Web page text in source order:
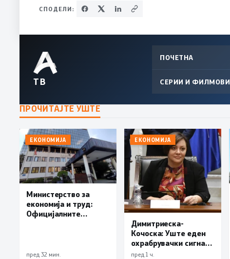
СПОДЕЛИ:
ТВ
ПОЧЕТНА
СЕРИИ И ФИЛМОВИ
ПРОЧИТАЈТЕ УШТЕ
ЕКОНОМИЈА
Министерство за
економија и труд:
Официјалните
интервентни мерки,
пред 32 мин.
ЕКОНОМИЈА
Димитриеска-
Кочоска: Уште еден
охрабрувачки сигнал
за позитивните
пред 1 ч.